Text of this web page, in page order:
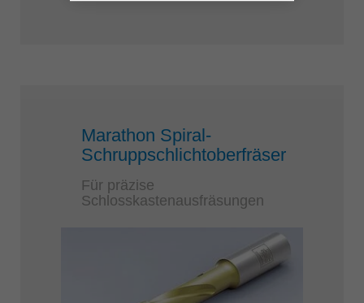
Marathon Spiral-
Schruppschlichtoberfräser
Für präzise
Schlosskastenausfräsungen